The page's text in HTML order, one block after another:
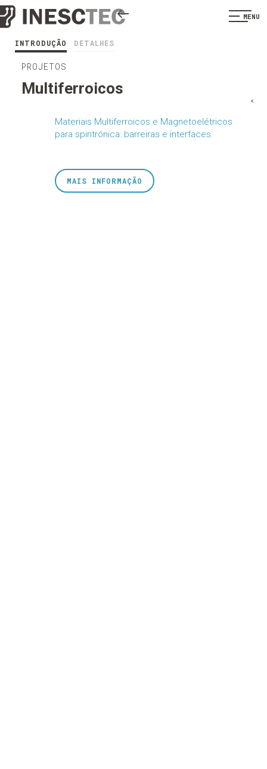
MENU
INTRODUÇÃO DETALHES
PROJETOS
Multiferroicos
Materiais Multiferroicos e Magnetoelétricos
para spintrónica: barreiras e interfaces
<
MAIS INFORMAÇÃO